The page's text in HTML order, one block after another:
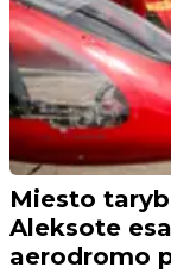
Miesto
Aleksote
aerodromo